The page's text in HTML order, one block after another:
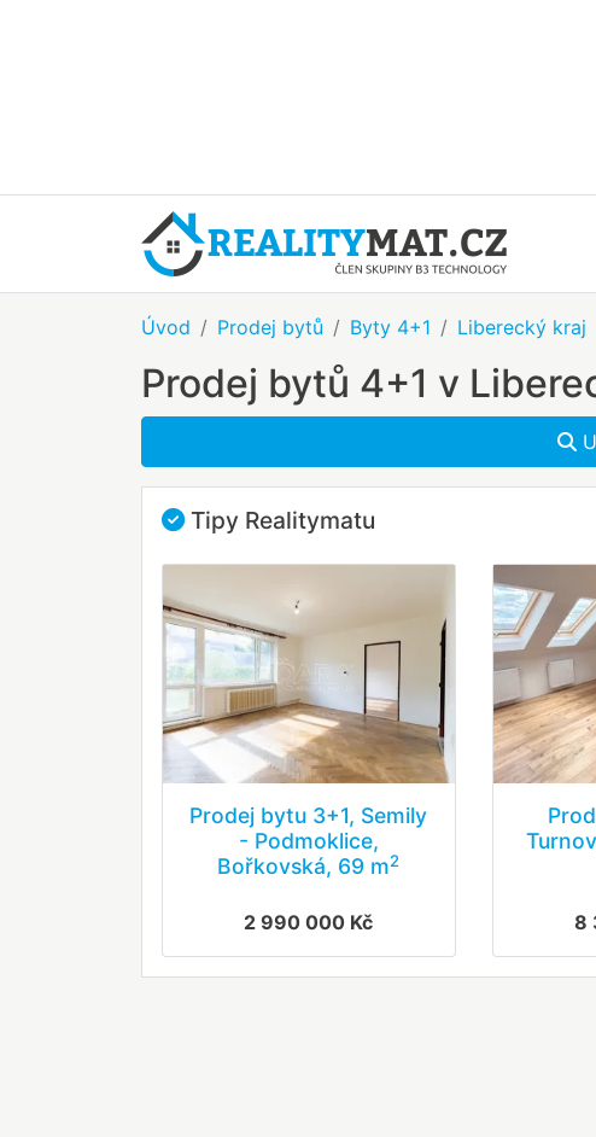
Úvod Prodej bytů Byty 4+1 Liberecký kraj
Prodej bytů 4+1 v
Tipy Realitymatu
Prodej bytu 3+1, Semily
- Podmoklice,
Bořkovská, 69 m2
2 990 000 Kč 8